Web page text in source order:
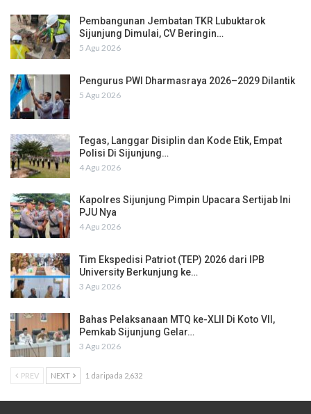
Pembangunan Jembatan TKR Lubuktarok
Sijunjung Dimulai, CV Beringin…
5 Agu 2026
Pengurus PWI Dharmasraya 2026–2029 Dilantik
5 Agu 2026
Tegas, Langgar Disiplin dan Kode Etik, Empat
Polisi Di Sijunjung…
4 Agu 2026
Kapolres Sijunjung Pimpin Upacara Sertijab Ini
PJU Nya
4 Agu 2026
Tim Ekspedisi Patriot (TEP) 2026 dari IPB
University Berkunjung ke…
3 Agu 2026
Bahas Pelaksanaan MTQ ke-XLII Di Koto VII,
Pemkab Sijunjung Gelar…
3 Agu 2026
PREV NEXT 1 daripada 2,632